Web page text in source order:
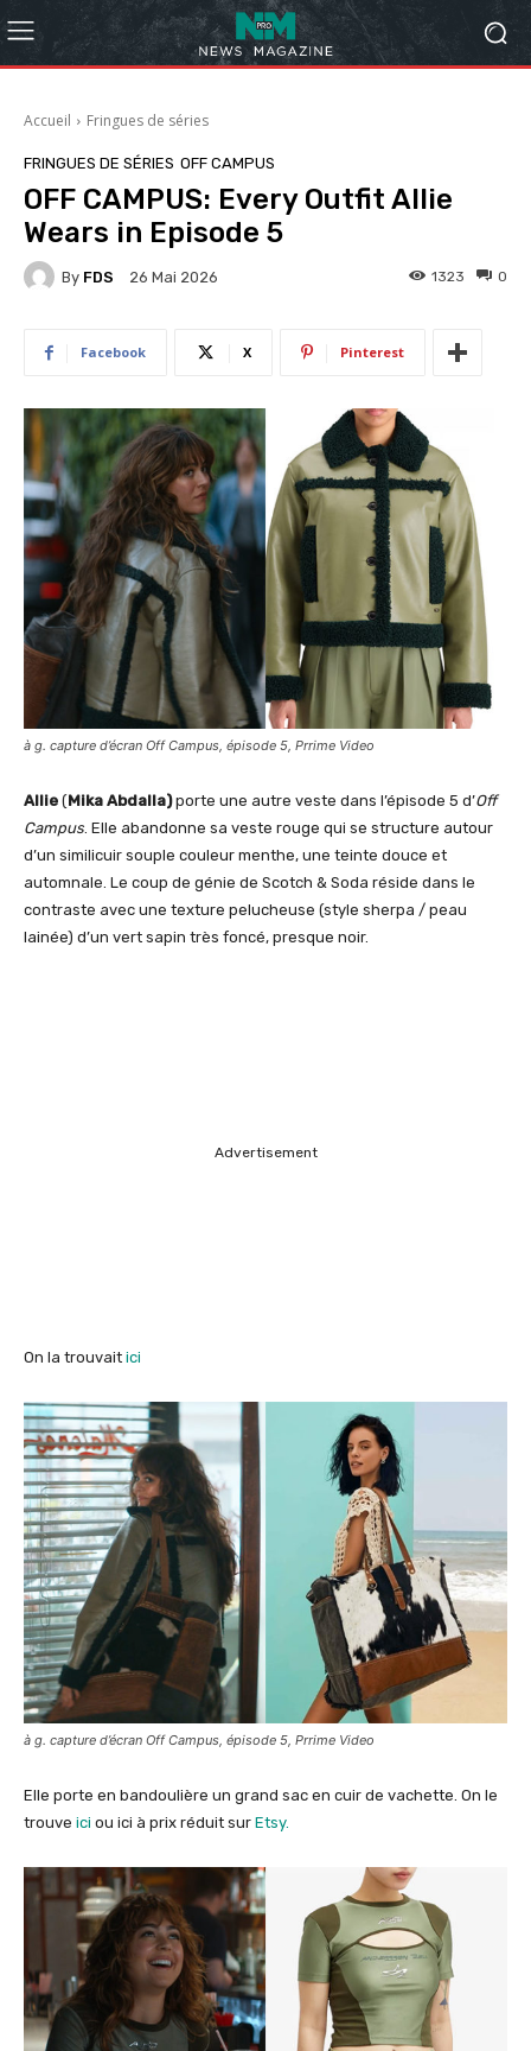
Accueil Fringues de séries
FRINGUES DE SÉRIES OFF CAMPUS
OFF CAMPUS: Every Outfit Allie
Wears in Episode 5
By FDS 26 Mai 2026 0
1323
Facebook X Pinterest
à g. capture d’écran Off Campus, épisode 5, Prrime Video
Allie (Mika Abdalla)porte une autre veste dans l’épisode 5 d’Off
Campus. Elle abandonne sa veste rouge qui se structure autour
d’un similicuir souple couleur menthe, une teinte douce et
automnale. Le coup de génie de Scotch & Soda réside dans le
contraste avec une texture pelucheuse (style sherpa / peau
lainée) d’un vert sapin très foncé, presque noir.
Advertisement
On la trouvait ici
à g. capture d’écran Off Campus, épisode 5, Prrime Video
Elle porte en bandoulière un grand sac en cuir de vachette. On le
trouve ici ou ici à prix réduit sur Etsy.